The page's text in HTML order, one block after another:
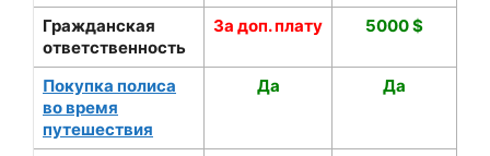
Гражданская
ответственность
За доп. плату 5000 $
Покупка полиса
во время
путешествия
Да Да